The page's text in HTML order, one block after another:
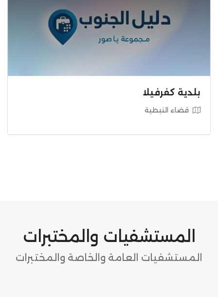
بلدية كفرفيلا
قضاء النبطية
المستشفيات والمختبرات
المستشفيات العامة والخاصة والمختبرات